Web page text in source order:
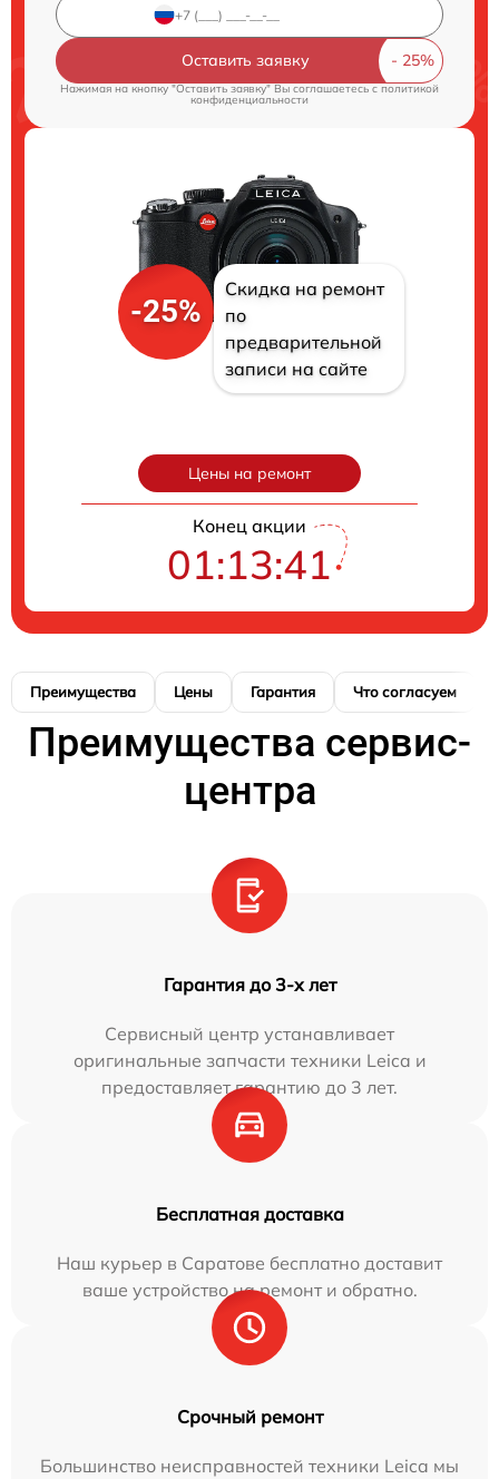
Оставить заявку
Нажимая на кнопку "Оставить заявку" Вы соглашаетесь cполитикой
конфиденциальности
-25%
Скидка на ремонт
по
предварительной
записи на сайте
Цены на ремонт
Конец акции
01:13:40
Преимущества Цены Гарантия Что согласуем
Преимущества сервис-
центра
Гарантия до 3-х лет
Сервисный центр устанавливает
оригинальные запчасти техники Leica и
предоставляет гарантию до 3 лет.
Бесплатная доставка
Наш курьер в Саратове бесплатно доставит
ваше устройство на ремонт и обратно.
Срочный ремонт
Большинство неисправностей техники Leica мы